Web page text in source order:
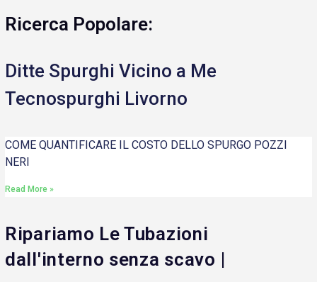
Ricerca Popolare:
Ditte Spurghi Vicino a Me
Tecnospurghi Livorno
COME QUANTIFICARE IL COSTO DELLO SPURGO POZZI
NERI
Read More »
Ripariamo Le Tubazioni
dall'interno senza scavo |